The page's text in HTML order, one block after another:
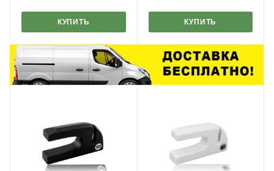
КУПИТЬ КУПИТЬ